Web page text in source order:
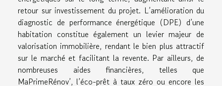
retour sur investissement du projet. L’amélioration du
diagnostic de performance énergétique (DPE) d’une
habitation constitue également un levier majeur de
valorisation immobilière, rendant le bien plus attractif
sur le marché et facilitant la revente. Par ailleurs, de
nombreuses aides financières, telles que
MaPrimeRénov’, l’éco-prêt à taux zéro ou encore les